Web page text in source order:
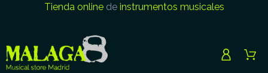
Tienda onlinede instrumentos musicales